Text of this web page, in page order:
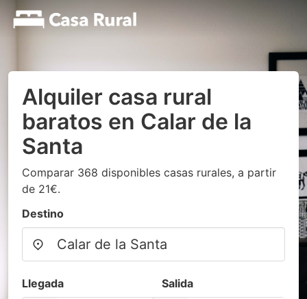
Alquiler casa rural
baratos en Calar de la
Santa
Comparar 368 disponibles casas rurales, a partir
de 21€.
Destino
Llegada Salida